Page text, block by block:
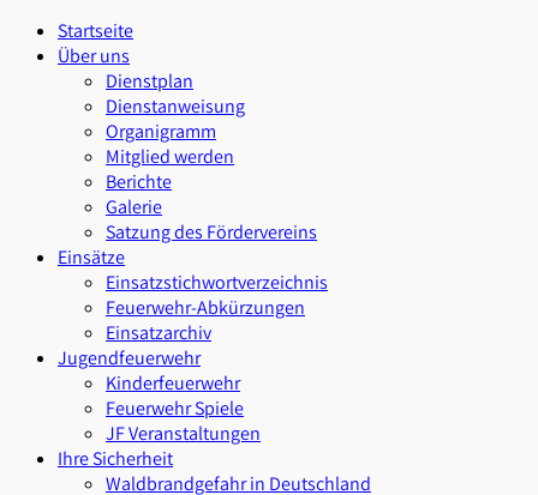
oben
scrollen
Startseite
Über uns
Dienstplan
Dienstanweisung
Organigramm
Mitglied werden
Berichte
Galerie
Satzung des Fördervereins
Einsätze
Einsatzstichwortverzeichnis
Feuerwehr-Abkürzungen
Einsatzarchiv
Jugendfeuerwehr
Kinderfeuerwehr
Feuerwehr Spiele
JF Veranstaltungen
Ihre Sicherheit
Waldbrandgefahr in Deutschland